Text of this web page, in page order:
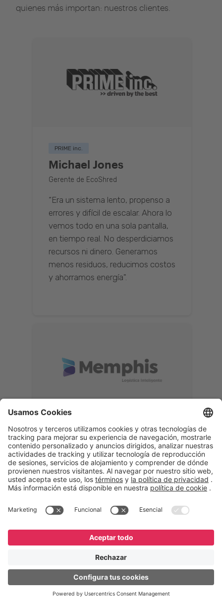
quienes más importan: nuestros clientes.
PRIME inc.
Michael Jones
Gerente de EcoShred
“Era un sistema lento, propenso a
errores y difícil de escalar. Ahora lo
vemos todo en una sola pantalla,
en tiempo real. No desperdiciamos
recursos ni dinero. Generamos
menos residuos, reducimos costos
y ahorramos energía".
Memphis
Eduardo Ribeiro
CEO
“Con GeneXus desarrollamos una
acompañar todas las etapas de la
verificar, analizar, reacondicionar y
garantizando calidad y reduciendo
costos”.